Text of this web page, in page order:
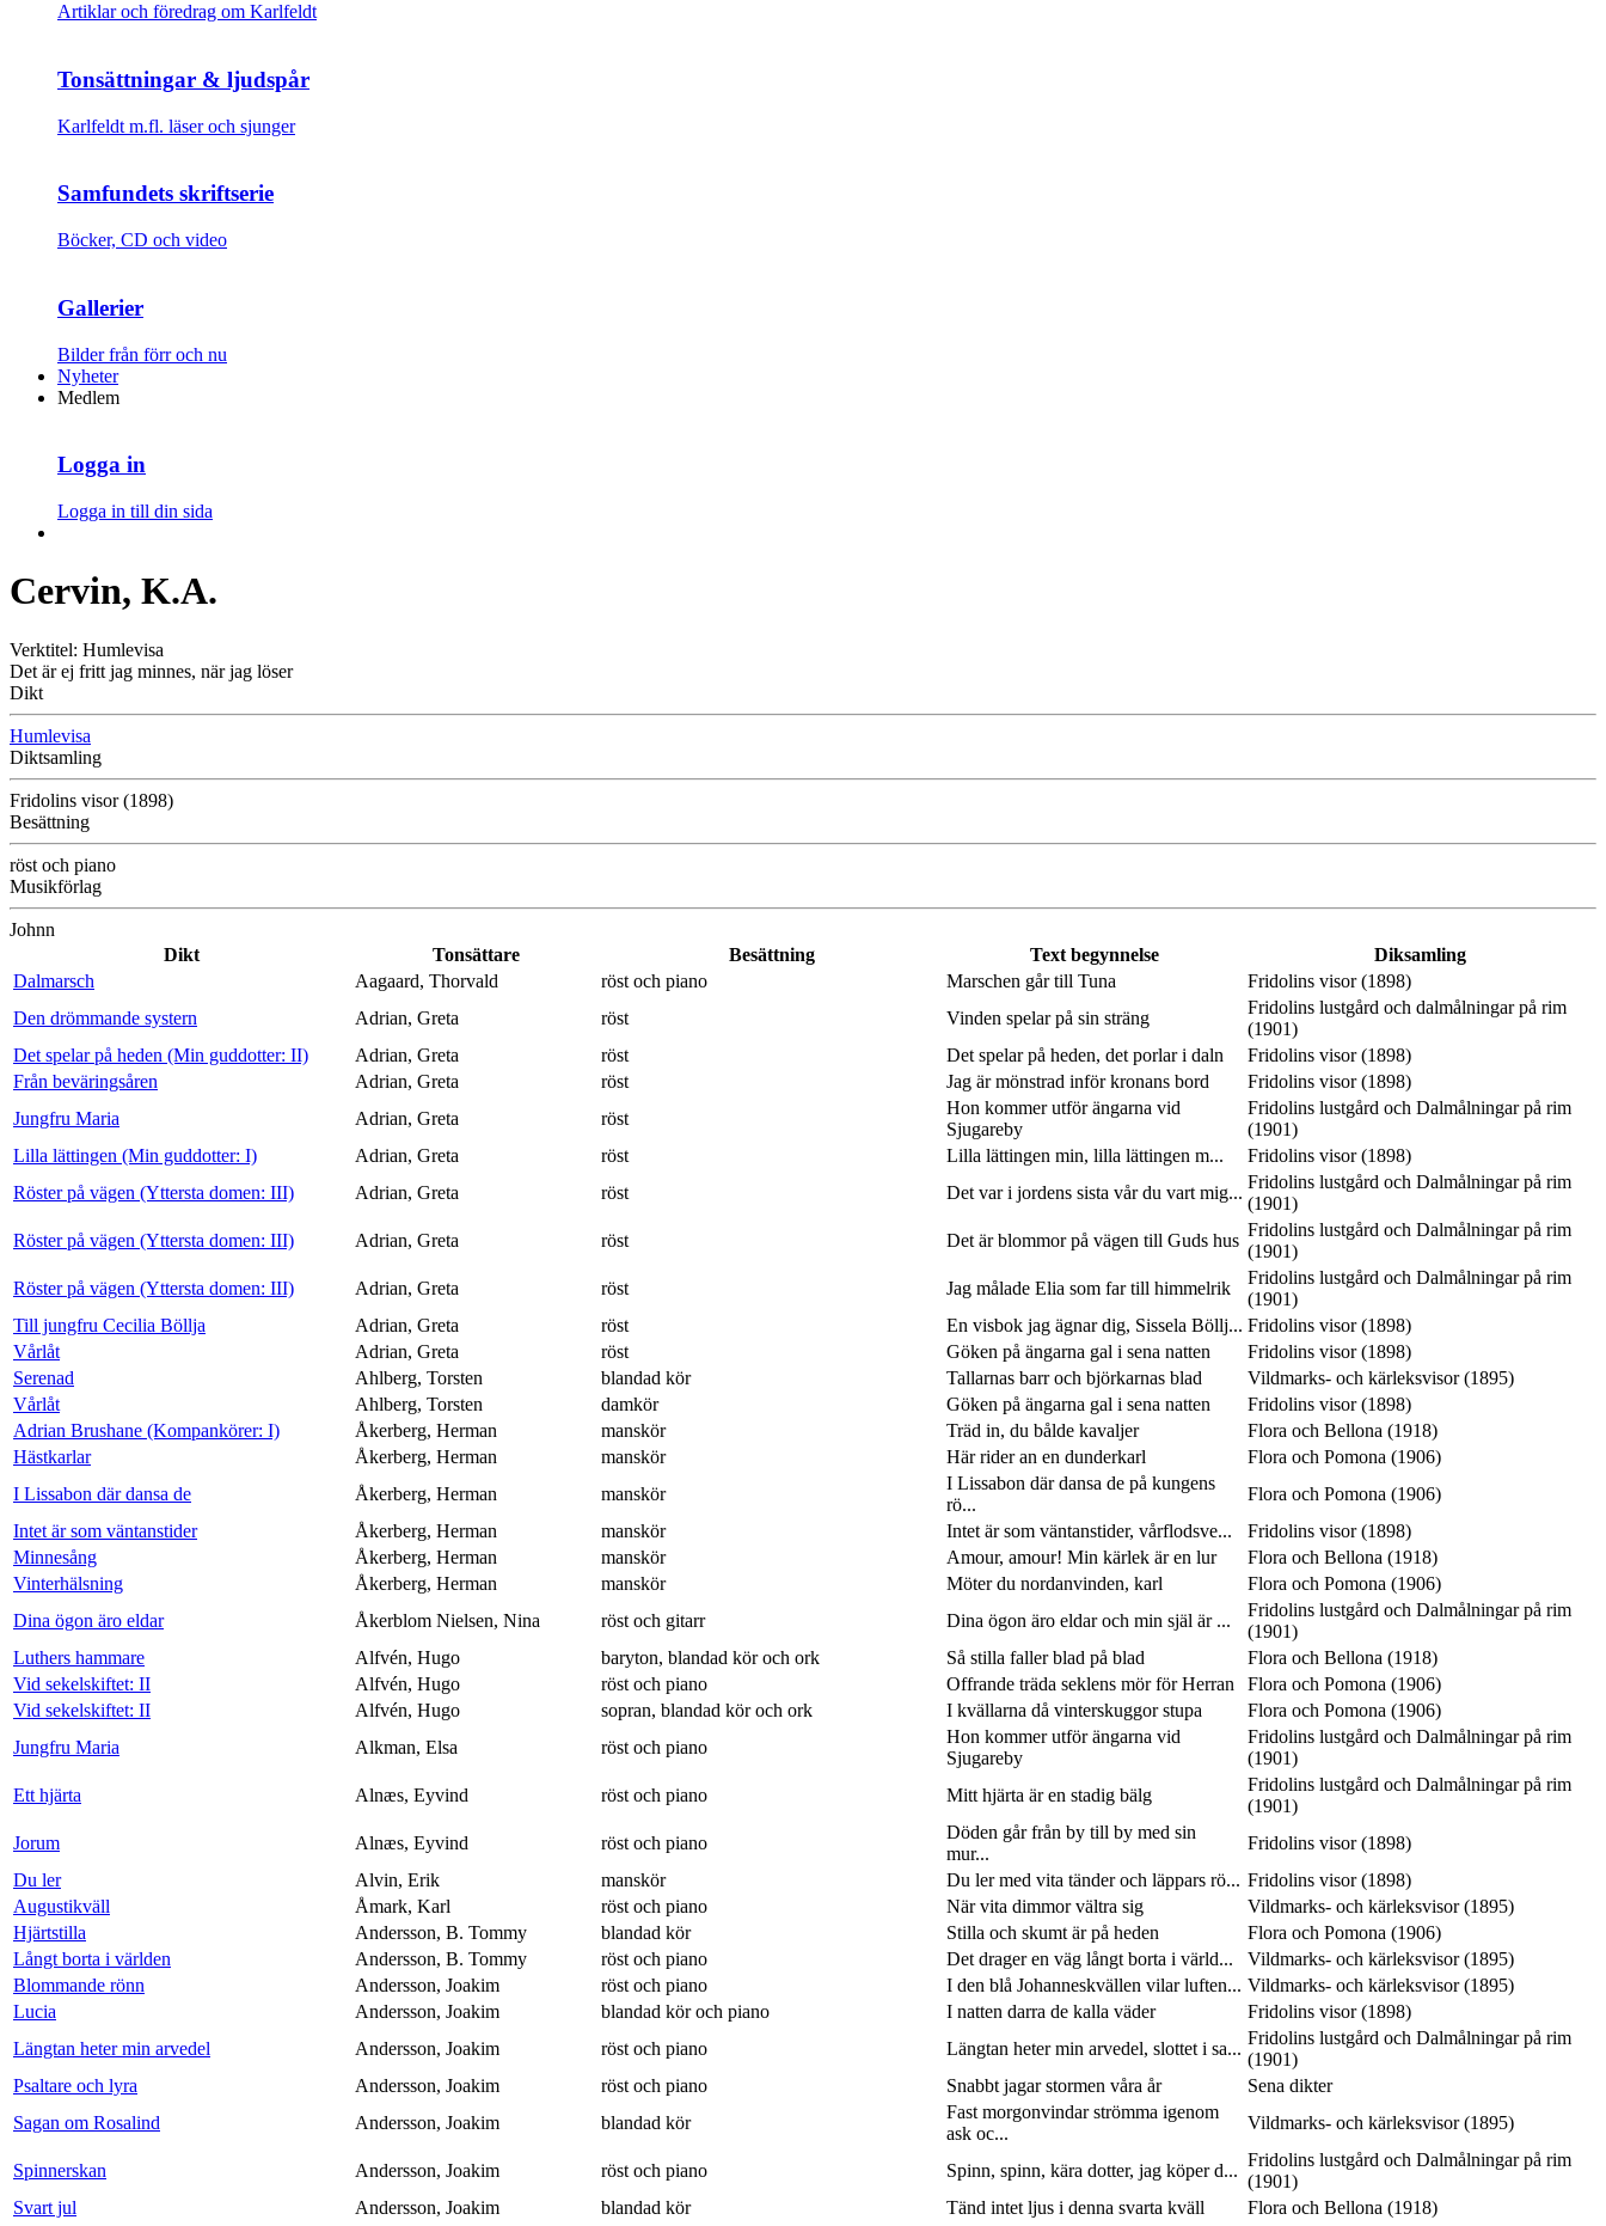
Artiklar och föredrag om Karlfeldt
Tonsättningar & ljudspår
Karlfeldt m.fl. läser och sjunger
Samfundets skriftserie
Böcker, CD och video
Gallerier
Bilder från förr och nu
Nyheter
Medlem
Logga in
Logga in till din sida
Cervin, K.A.
Verktitel: Humlevisa
Det är ej fritt jag minnes, när jag löser
Dikt
Humlevisa
Diktsamling
Fridolins visor (1898)
Besättning
röst och piano
Musikförlag
Johnn
Dikt
Tonsättare Besättning Text begynnelse
Diksamling
Dalmarsch
Aagaard, Thorvald röst och piano Marschen går till Tuna
Fridolins visor (1898)
Den drömmande systern
Adrian, Greta röst Vinden spelar på sin sträng
Fridolins lustgård och dalmålningar på rim
(1901)
Det spelar på heden (Min guddotter: II)
Adrian, Greta röst Det spelar på heden, det porlar i daln
Fridolins visor (1898)
Från beväringsåren
Adrian, Greta röst Jag är mönstrad inför kronans bord
Fridolins visor (1898)
Jungfru Maria
Adrian, Greta röst
Hon kommer utför ängarna vid
Sjugareby
Fridolins lustgård och Dalmålningar på rim
(1901)
Lilla lättingen (Min guddotter: I)
Adrian, Greta röst Lilla lättingen min, lilla lättingen m...
Fridolins visor (1898)
Röster på vägen (Yttersta domen: III)
Adrian, Greta röst Det var i jordens sista vår du vart mig...
Fridolins lustgård och Dalmålningar på rim
(1901)
Röster på vägen (Yttersta domen: III)
Adrian, Greta röst Det är blommor på vägen till Guds hus
Fridolins lustgård och Dalmålningar på rim
(1901)
Röster på vägen (Yttersta domen: III)
Adrian, Greta röst Jag målade Elia som far till himmelrik
Fridolins lustgård och Dalmålningar på rim
(1901)
Till jungfru Cecilia Böllja
Adrian, Greta röst En visbok jag ägnar dig, Sissela Böllj... Fridolins visor (1898)
Vårlåt
Adrian, Greta röst Göken på ängarna gal i sena natten
Fridolins visor (1898)
Serenad
Ahlberg, Torsten blandad kör Tallarnas barr och björkarnas blad
Vildmarks- och kärleksvisor (1895)
Vårlåt
Ahlberg, Torsten damkör Göken på ängarna gal i sena natten
Fridolins visor (1898)
Adrian Brushane (Kompankörer: I)
Åkerberg, Herman manskör Träd in, du bålde kavaljer
Flora och Bellona (1918)
Hästkarlar
Åkerberg, Herman manskör Här rider an en dunderkarl
Flora och Pomona (1906)
I Lissabon där dansa de
Åkerberg, Herman manskör
I Lissabon där dansa de på kungens
rö...
Flora och Pomona (1906)
Intet är som väntanstider
Åkerberg, Herman manskör Intet är som väntanstider, vårflodsve...
Fridolins visor (1898)
Minnesång
Åkerberg, Herman manskör Amour, amour! Min kärlek är en lur
Flora och Bellona (1918)
Vinterhälsning
Åkerberg, Herman manskör Möter du nordanvinden, karl
Flora och Pomona (1906)
Dina ögon äro eldar
Åkerblom Nielsen, Nina röst och gitarr Dina ögon äro eldar och min själ är ...
Fridolins lustgård och Dalmålningar på rim
(1901)
Luthers hammare
Alfvén, Hugo baryton, blandad kör och ork Så stilla faller blad på blad
Flora och Bellona (1918)
Vid sekelskiftet: II
Alfvén, Hugo röst och piano Offrande träda seklens mör för Herran
Flora och Pomona (1906)
Vid sekelskiftet: II
Alfvén, Hugo sopran, blandad kör och ork I kvällarna då vinterskuggor stupa
Flora och Pomona (1906)
Jungfru Maria
Alkman, Elsa röst och piano
Hon kommer utför ängarna vid
Sjugareby
Fridolins lustgård och Dalmålningar på rim
(1901)
Ett hjärta
Alnæs, Eyvind röst och piano Mitt hjärta är en stadig bälg
Fridolins lustgård och Dalmålningar på rim
(1901)
Jorum
Alnæs, Eyvind röst och piano
Döden går från by till by med sin
mur...
Fridolins visor (1898)
Du ler
Alvin, Erik manskör Du ler med vita tänder och läppars rö... Fridolins visor (1898)
Augustikväll
Åmark, Karl röst och piano När vita dimmor vältra sig
Vildmarks- och kärleksvisor (1895)
Hjärtstilla
Andersson, B. Tommy blandad kör Stilla och skumt är på heden
Flora och Pomona (1906)
Långt borta i världen
Andersson, B. Tommy röst och piano Det drager en väg långt borta i värld...
Vildmarks- och kärleksvisor (1895)
Blommande rönn
Andersson, Joakim röst och piano I den blå Johanneskvällen vilar luften... Vildmarks- och kärleksvisor (1895)
Lucia
Andersson, Joakim blandad kör och piano I natten darra de kalla väder
Fridolins visor (1898)
Längtan heter min arvedel
Andersson, Joakim röst och piano Längtan heter min arvedel, slottet i sa...
Fridolins lustgård och Dalmålningar på rim
(1901)
Psaltare och lyra
Andersson, Joakim röst och piano Snabbt jagar stormen våra år
Sena dikter
Sagan om Rosalind
Andersson, Joakim blandad kör
Fast morgonvindar strömma igenom
ask oc...
Vildmarks- och kärleksvisor (1895)
Spinnerskan Andersson, Joakim röst och piano Spinn, spinn, kära dotter, jag köper d...
Fridolins lustgård och Dalmålningar på rim
(1901)
Svart jul
Andersson, Joakim blandad kör Tänd intet ljus i denna svarta kväll
Flora och Bellona (1918)